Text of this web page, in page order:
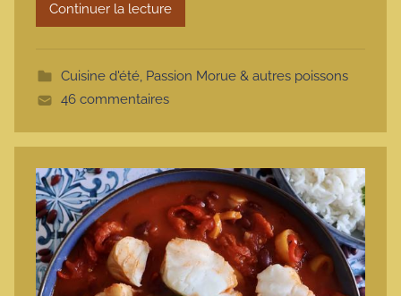
t
Continuer la lecture
Cuisine d'été, Passion Morue & autres poissons
46 commentaires